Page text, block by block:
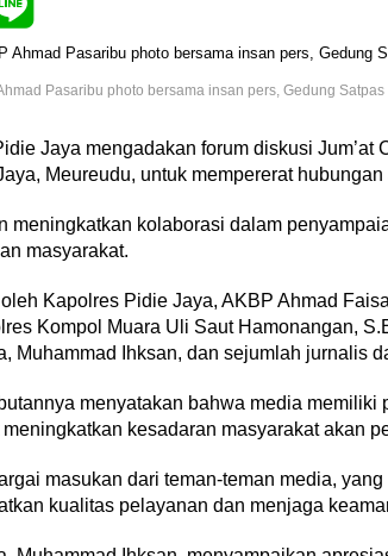
Pasaribu photo bersama insan pers, Gedung
Jaya mengadakan forum diskusi Jum’at
Meureudu, untuk mempererat
meningkatkan kolaborasi dalam
masyarakat.
Kapolres Pidie Jaya, AKBP Ahmad
Kompol Muara Uli Saut Hamonangan,
Muhammad Ihksan, dan sejumlah jurnalis
menyatakan bahwa media memiliki
kesadaran masyarakat akan
masukan dari teman-teman media,
kualitas pelayanan dan menjaga